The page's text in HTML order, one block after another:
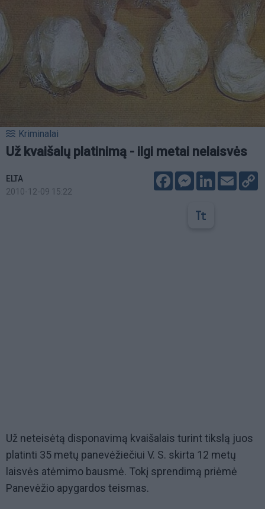
Kriminalai
Už kvaišalų platinimą - ilgi metai nelaisvės
ELTA
2010-12-09 15:22
FacebookMessenger
LinkedIn
Email
Už neteisėtą disponavimą kvaišalais turint tikslą juos
platinti 35 metų panevėžiečiui V. S. skirta 12 metų
laisvės atėmimo bausmė. Tokį sprendimą priėmė
Panevėžio apygardos teismas.